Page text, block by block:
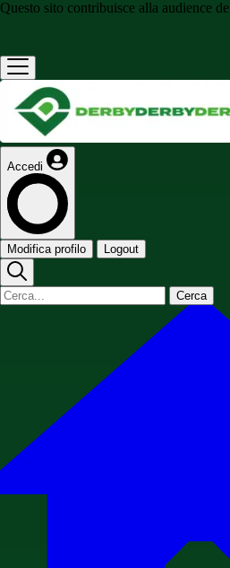
Questo sito contribuisce alla audience de
Accedi
Modifica profilo Logout
Cerca